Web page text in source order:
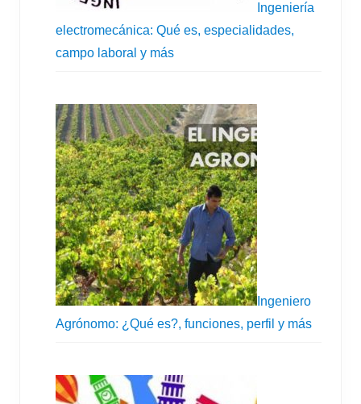
Ingeniería
electromecánica: Qué es, especialidades,
campo laboral y más
Ingeniero
Agrónomo: ¿Qué es?, funciones, perfil y más